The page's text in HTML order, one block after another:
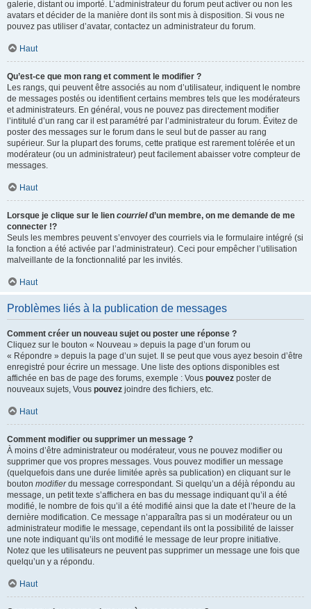
galerie, distant ou importé. L’administrateur du forum peut activer ou non les
avatars et décider de la manière dont ils sont mis à disposition. Si vous ne
pouvez pas utiliser d’avatar, contactez un administrateur du forum.
Haut
Qu’est-ce que mon rang et comment le modifier ?
Les rangs, qui peuvent être associés au nom d’utilisateur, indiquent le nombre
de messages postés ou identifient certains membres tels que les modérateurs
et administrateurs. En général, vous ne pouvez pas directement modifier
l’intitulé d’un rang car il est paramétré par l’administrateur du forum. Évitez de
poster des messages sur le forum dans le seul but de passer au rang
supérieur. Sur la plupart des forums, cette pratique est rarement tolérée et un
modérateur (ou un administrateur) peut facilement abaisser votre compteur de
messages.
Haut
Lorsque je clique sur le lien courrield’un membre, on me demande de me
connecter !?
Seuls les membres peuvent s’envoyer des courriels via le formulaire intégré (si
la fonction a été activée par l’administrateur). Ceci pour empêcher l’utilisation
malveillante de la fonctionnalité par les invités.
Haut
Problèmes liés à la publication de messages
Comment créer un nouveau sujet ou poster une réponse ?
Cliquez sur le bouton « Nouveau » depuis la page d’un forum ou
« Répondre » depuis la page d’un sujet. Il se peut que vous ayez besoin d’être
enregistré pour écrire un message. Une liste des options disponibles est
affichée en bas de page des forums, exemple : Vous pouvez poster de
nouveaux sujets, Vous pouvez joindre des fichiers, etc.
Haut
Comment modifier ou supprimer un message ?
À moins d’être administrateur ou modérateur, vous ne pouvez modifier ou
supprimer que vos propres messages. Vous pouvez modifier un message
(quelquefois dans une durée limitée après sa publication) en cliquant sur le
bouton modifierdu message correspondant. Si quelqu’un a déjà répondu au
message, un petit texte s’affichera en bas du message indiquant qu’il a été
modifié, le nombre de fois qu’il a été modifié ainsi que la date et l’heure de la
dernière modification. Ce message n’apparaîtra pas si un modérateur ou un
administrateur modifie le message, cependant ils ont la possibilité de laisser
une note indiquant qu’ils ont modifié le message de leur propre initiative.
Notez que les utilisateurs ne peuvent pas supprimer un message une fois que
quelqu’un y a répondu.
Haut